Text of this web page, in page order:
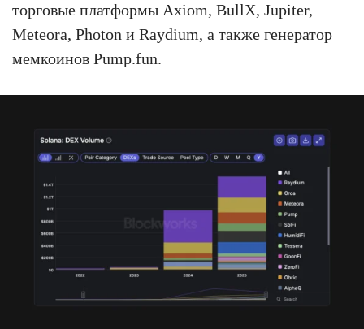
торговые платформы Axiom, BullX, Jupiter,
Meteora, Photon и Raydium, а также генератор
мемкоинов Pump.fun.